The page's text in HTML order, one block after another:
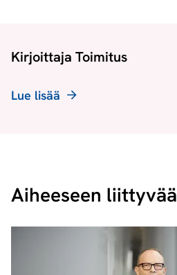
Kirjoittaja Toimitus
Lue lisää
Aiheeseen liittyvää